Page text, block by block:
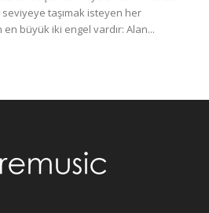
taşımak isteyen her
en büyük iki engel vardır: Alan...